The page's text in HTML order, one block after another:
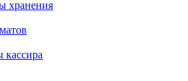
хранения